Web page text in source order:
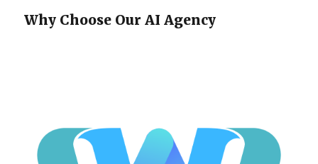
Why Choose Our AI Agency